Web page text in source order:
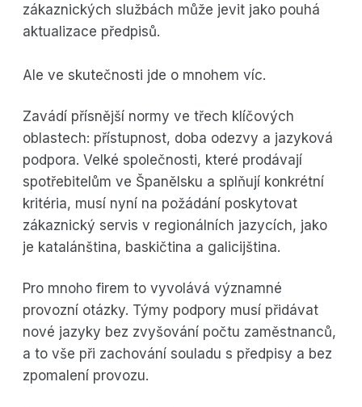
zákaznických službách může jevit jako pouhá
aktualizace předpisů.
Ale ve skutečnosti jde o mnohem víc.
Zavádí přísnější normy ve třech klíčových
oblastech: přístupnost, doba odezvy a jazyková
podpora. Velké společnosti, které prodávají
spotřebitelům ve Španělsku a splňují konkrétní
kritéria, musí nyní na požádání poskytovat
zákaznický servis v regionálních jazycích, jako
je katalánština, baskičtina a galicijština.
Pro mnoho firem to vyvolává významné
provozní otázky. Týmy podpory musí přidávat
nové jazyky bez zvyšování počtu zaměstnanců,
a to vše při zachování souladu s předpisy a bez
zpomalení provozu.